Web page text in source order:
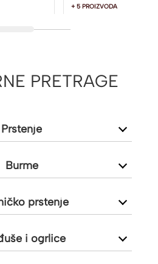
+ 5 PROIZVODA
PRETRAGE
Prstenje
Burme
prstenje
i ogrlice